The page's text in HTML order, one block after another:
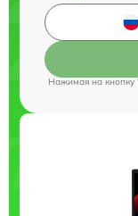
Нажимая на кнопку